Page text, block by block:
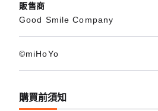
販售商
Good Smile Company
©miHoYo
購買前須知